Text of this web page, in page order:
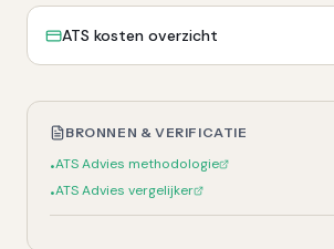
ATS kosten overzicht
BRONNEN & VERIFICATIE
•ATS Advies methodologie
•ATS Advies vergelijker